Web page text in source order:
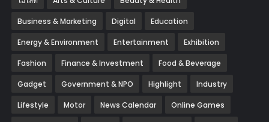
Business & Marketing Digital Education
Energy & Environment Entertainment Exhibition
Fashion Finance & Investment Food & Beverage
Gadget Government & NPO Highlight Industry
Lifestyle Motor News Calendar Online Games